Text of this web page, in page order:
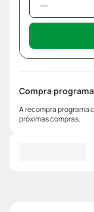
Compra
A recompra programa
próximas compras.